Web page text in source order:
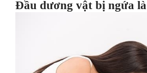
Đầu dương vật bị ngứa là